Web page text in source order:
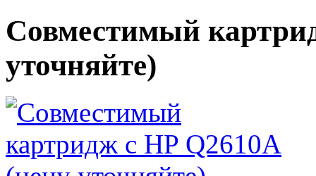
Совместимый
уточняйте)